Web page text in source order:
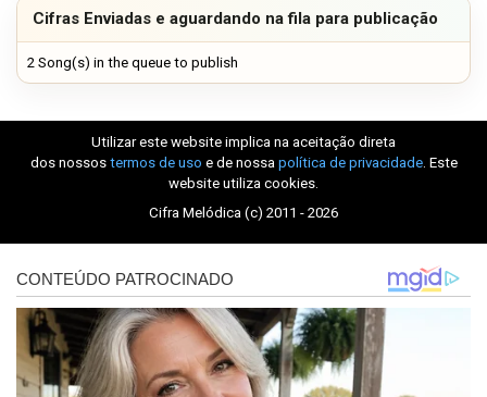
Cifras Enviadas e aguardando na fila para publicação
2 Song(s) in the queue to publish
Utilizar este website implica na aceitação direta
dos nossos termos de uso e de nossa política de privacidade. Este
website utiliza cookies.
Cifra Melódica (c) 2011 - 2026